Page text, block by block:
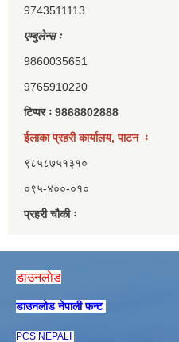
9743511113
एम्बुलेन्स ः
9860035651
9765910220
टिप्पर ः 9868802888
ईलाका प्रहरी कार्यालय, पाटन ः
९८५८७५१३१०
०९५-४००-०१०
प्रहरी चौकी ः
डाउनलाेड
डाउनलाेड नेपाली फन्ट
PCS NEPALI